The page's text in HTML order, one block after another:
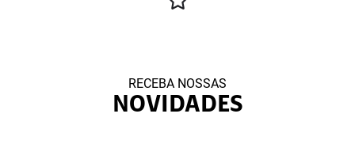
RECEBA NOSSAS
NOVIDADES